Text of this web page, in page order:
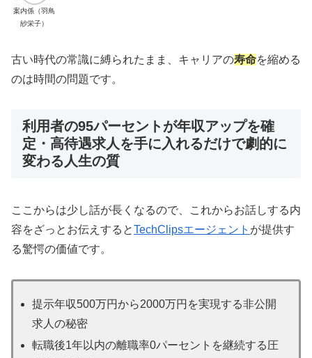
案内係（羽鳥
紗栄子）
古い時代の常識に縛られたまま、キャリアの寿命を縮める
のは時間の問題です。
利用者の95パーセントが年収アップを確
定・高待遇求人を手に入れるだけで劇的に
変わる人生の質
ここからは少し話が長くなるので、これからお話しする内
容をざっとお伝えするとTechClipsエージェント が提供す
る驚愕の価値です。
提示年収500万円から2000万円を実現する非公開
求人の秘密
転職後1年以内の離職率0パーセントを継続する圧